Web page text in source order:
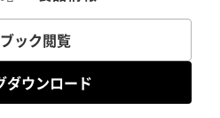
ック閲覧
ダウンロード